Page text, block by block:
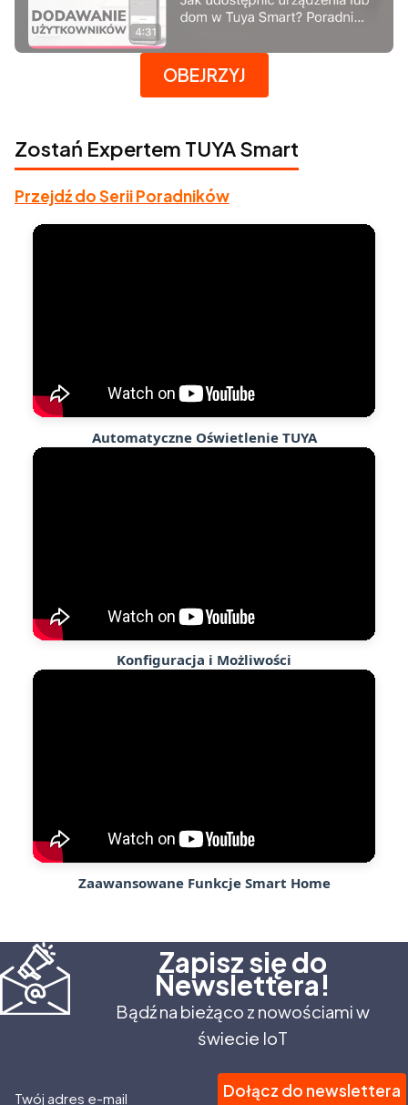
Naciśnij Enter lub spację, aby otworzyć stronę.
OBEJRZYJ
Zostań Expertem TUYA Smart
Przejdź do Serii Poradników
Automatyczne Oświetlenie TUYA
Konfiguracja i Możliwości
Zaawansowane Funkcje Smart Home
Zapisz się do
Newslettera!
Bądź na bieżąco z nowościami w
świecie IoT
Twój adres e-mail Dołącz do newslettera